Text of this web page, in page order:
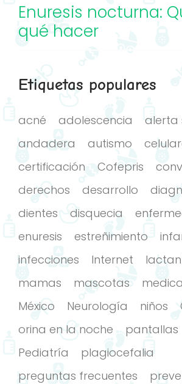
Enuresis nocturna:
qué hacer
Etiquetas populares
acné adolescencia
alerta
andadera
autismo
certificación
Cofepris
derechos
desarrollo
dientes
disquecia
enuresis
estreñimiento
infecciones
Internet
mamas
mascotas
México
Neurología niños
orina en la noche
pantallas
Pediatría
plagiocefalia
preguntas frecuentes